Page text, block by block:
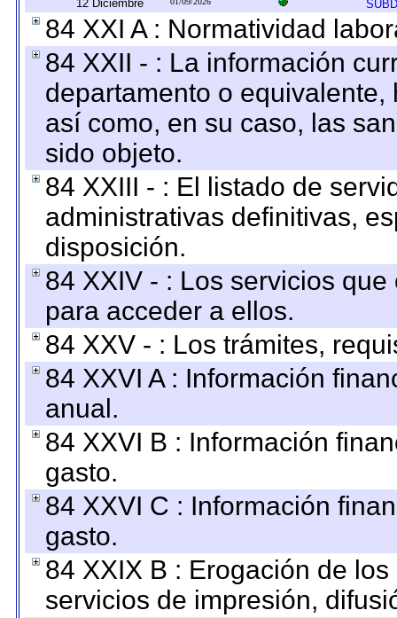
12 Diciembre
84 XXI A : Normatividad
84 XXII - : La información
departamento o
así como, en su caso, las
sido objeto.
84 XXIII - : El listado de
administrativas definitivas,
disposición.
84 XXIV - : Los servicios
para acceder a ellos.
84 XXV - : Los trámites,
84 XXVI A : Información
anual.
84 XXVI B : Información
gasto.
84 XXVI C : Información
gasto.
84 XXIX B : Erogación de
servicios de impresión,